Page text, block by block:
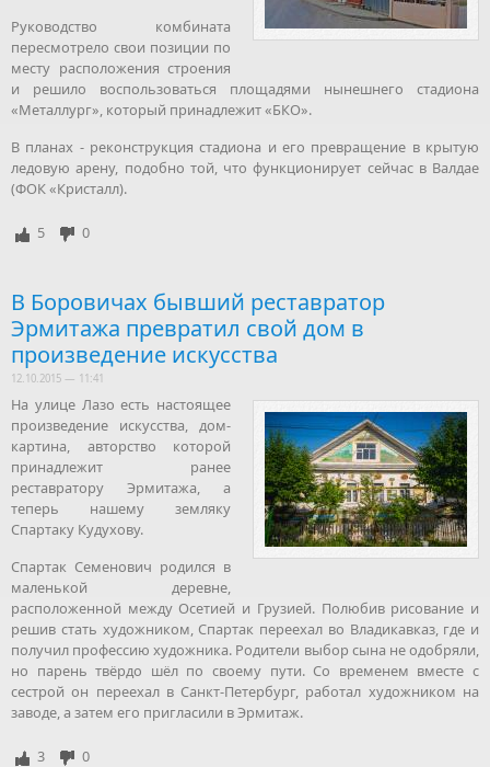
Руководство комбината
пересмотрело свои позиции по
месту расположения строения
и решило воспользоваться площадями нынешнего стадиона
«Металлург», который принадлежит «БКО».
В планах - реконструкция стадиона и его превращение в крытую
ледовую арену, подобно той, что функционирует сейчас в Валдае
(ФОК «Кристалл).
5 0
В Боровичах бывший реставратор
Эрмитажа превратил свой дом в
произведение искусства
12.10.2015 — 11:41
На улице Лазо есть настоящее
произведение искусства, дом-
картина, авторство которой
принадлежит ранее
реставратору Эрмитажа, а
теперь нашему земляку
Спартаку Кудухову.
Спартак Семенович родился в
маленькой деревне,
расположенной между Осетией и Грузией. Полюбив рисование и
решив стать художником, Спартак переехал во Владикавказ, где и
получил профессию художника. Родители выбор сына не одобряли,
но парень твёрдо шёл по своему пути. Со временем вместе с
сестрой он переехал в Санкт-Петербург, работал художником на
заводе, а затем его пригласили в Эрмитаж.
3 0